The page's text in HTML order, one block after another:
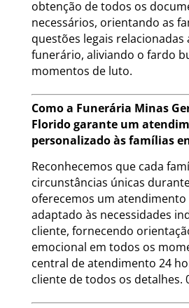
obtenção de todos os
necessários, orientando as
questões legais relacionadas
funerário, aliviando o fardo
momentos de luto.
Como a Funerária Minas
Florido garante um
personalizado às famílias
Reconhecemos que cada
circunstâncias únicas
oferecemos um
adaptado às necessidades
cliente, fornecendo
emocional em todos os
central de atendimento 24
cliente de todos os detalhes.